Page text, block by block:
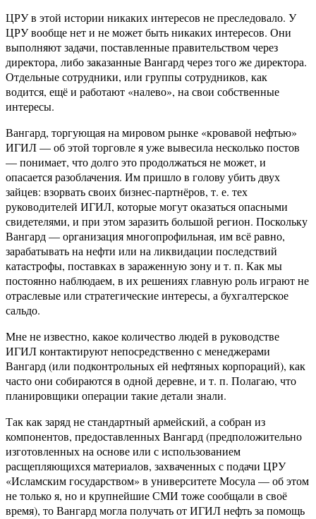
ЦРУ в этой истории никаких интересов не преследовало. У
ЦРУ вообще нет и не может быть никаких интересов. Они
выполняют задачи, поставленные правительством через
директора, либо заказанные Вангард через того же директора.
Отдельные сотрудники, или группы сотрудников, как
водится, ещё и работают «налево», на свои собственные
интересы.
Вангард, торгующая на мировом рынке «кровавой нефтью»
ИГИЛ — об этой торговле я уже вывесила несколько постов
— понимает, что долго это продолжаться не может, и
опасается разоблачения. Им пришло в голову убить двух
зайцев: взорвать своих бизнес-партнёров, т. е. тех
руководителей ИГИЛ, которые могут оказаться опасными
свидетелями, и при этом заразить большой регион. Поскольку
Вангард — организация многопрофильная, им всё равно,
зарабатывать на нефти или на ликвидации последствий
катастрофы, поставках в зараженную зону и т. п. Как мы
постоянно наблюдаем, в их решениях главную роль играют не
отраслевые или стратегические интересы, а бухгалтерское
сальдо.
Мне не известно, какое количество людей в руководстве
ИГИЛ контактируют непосредственно с менеджерами
Вангард (или подконтрольных ей нефтяных корпораций), как
часто они собираются в одной деревне, и т. п. Полагаю, что
планировщики операции такие детали знали.
Так как заряд не стандартный армейский, а собран из
компонентов, предоставленных Вангард (предположительно
изготовленных на основе или с использованием
расщепляющихся материалов, захваченных с подачи ЦРУ
«Исламским государством» в университете Мосула — об этом
не только я, но и крупнейшие СМИ тоже сообщали в своё
время), то Вангард могла получать от ИГИЛ нефть за помощь